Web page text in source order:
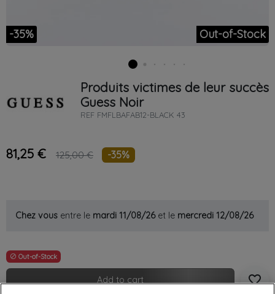
-35% Out-of-Stock
Produits victimes de leur succès
Guess Noir
REF FMFLBAFAB12-BLACK 43
81,25 € 125,00 € -35%
Chez vous entre le mardi 11/08/26et le mercredi 12/08/26
 Out-of-Stock
Add to cart favorite_border